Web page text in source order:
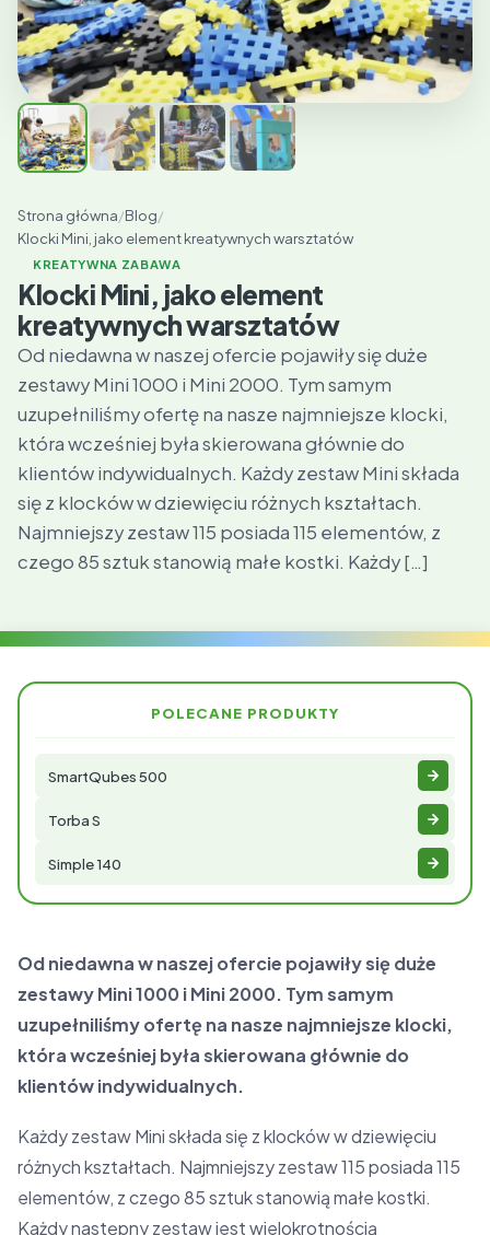
Strona główna/Blog/
Klocki Mini, jako element kreatywnych warsztatów
KREATYWNA ZABAWA
Klocki Mini, jako element
kreatywnych warsztatów
Od niedawna w naszej ofercie pojawiły się duże
zestawy Mini 1000 i Mini 2000. Tym samym
uzupełniliśmy ofertę na nasze najmniejsze klocki,
która wcześniej była skierowana głównie do
klientów indywidualnych. Każdy zestaw Mini składa
się z klocków w dziewięciu różnych kształtach.
Najmniejszy zestaw 115 posiada 115 elementów, z
czego 85 sztuk stanowią małe kostki. Każdy […]
POLECANE PRODUKTY
SmartQubes 500
Torba S
Simple 140
Od niedawna w naszej ofercie pojawiły się duże
zestawy Mini 1000 i Mini 2000. Tym samym
uzupełniliśmy ofertę na nasze najmniejsze klocki,
która wcześniej była skierowana głównie do
klientów indywidualnych.
Każdy zestaw Mini składa się z klocków w dziewięciu
różnych kształtach. Najmniejszy zestaw 115 posiada 115
elementów, z czego 85 sztuk stanowią małe kostki.
Każdy następny zestaw jest wielokrotnością